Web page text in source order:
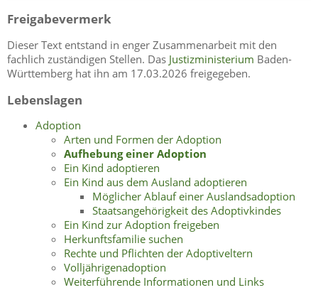
Freigabevermerk
Dieser Text entstand in enger Zusammenarbeit mit den
fachlich zuständigen Stellen. Das Justizministerium Baden-
Württemberg hat ihn am 17.03.2026 freigegeben.
Lebenslagen
Adoption
Arten und Formen der Adoption
Aufhebung einer Adoption
Ein Kind adoptieren
Ein Kind aus dem Ausland adoptieren
Möglicher Ablauf einer Auslandsadoption
Staatsangehörigkeit des Adoptivkindes
Ein Kind zur Adoption freigeben
Herkunftsfamilie suchen
Rechte und Pflichten der Adoptiveltern
Volljährigenadoption
Weiterführende Informationen und Links